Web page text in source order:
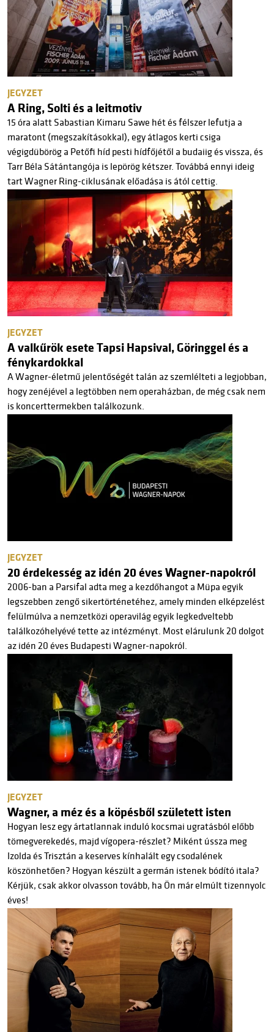
JEGYZET
A Ring, Solti és a leitmotiv
15 óra alatt Sabastian Kimaru Sawe hét és félszer lefutja a
maratont (megszakításokkal), egy átlagos kerti csiga
végigdübörög a Petőfi híd pesti hídfőjétől a budaiig és vissza, és
Tarr Béla Sátántangója is lepörög kétszer. Továbbá ennyi ideig
tart Wagner Ring-ciklusának előadása is ától cettig.
JEGYZET
A valkűrök esete Tapsi Hapsival, Göringgel és a
fénykardokkal
A Wagner-életmű jelentőségét talán az szemlélteti a legjobban,
hogy zenéjével a legtöbben nem operaházban, de még csak nem
is koncerttermekben találkozunk.
JEGYZET
20 érdekesség az idén 20 éves Wagner-napokról
2006-ban a Parsifal adta meg a kezdőhangot a Müpa egyik
legszebben zengő sikertörténetéhez, amely minden elképzelést
felülmúlva a nemzetközi operavilág egyik legkedveltebb
találkozóhelyévé tette az intézményt. Most elárulunk 20 dolgot
az idén 20 éves Budapesti Wagner-napokról.
JEGYZET
Wagner, a méz és a köpésből született isten
Hogyan lesz egy ártatlannak induló kocsmai ugratásból előbb
tömegverekedés, majd vígopera-részlet? Miként ússza meg
Izolda és Trisztán a keserves kínhalált egy csodalének
köszönhetően? Hogyan készült a germán istenek bódító itala?
Kérjük, csak akkor olvasson tovább, ha Ön már elmúlt tizennyolc
éves!